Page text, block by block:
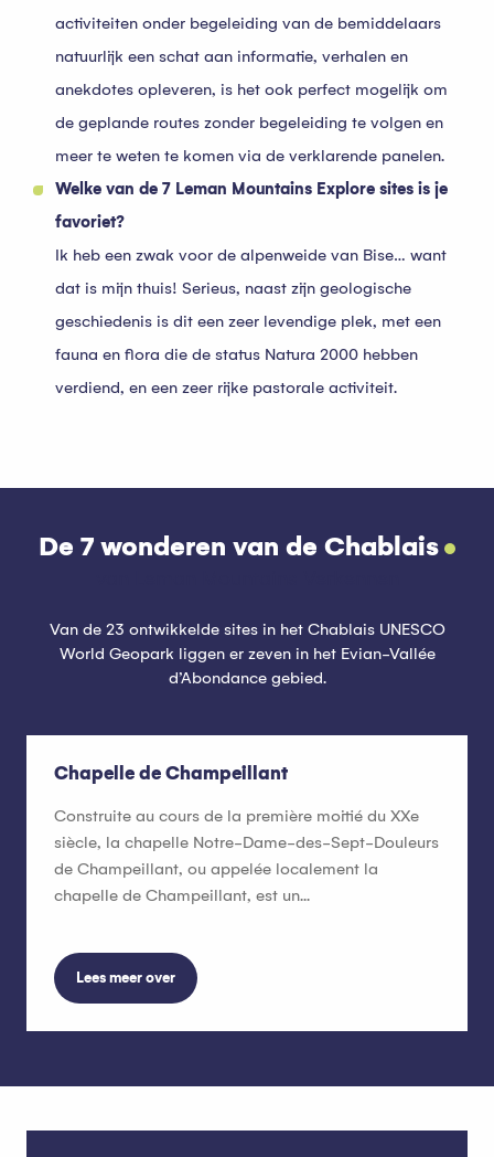
activiteiten onder begeleiding van de bemiddelaars
natuurlijk een schat aan informatie, verhalen en
anekdotes opleveren, is het ook perfect mogelijk om
de geplande routes zonder begeleiding te volgen en
meer te weten te komen via de verklarende panelen.
Welke van de 7 Leman Mountains Explore sites is je
favoriet?
Ik heb een zwak voor de alpenweide van Bise… want
dat is mijn thuis! Serieus, naast zijn geologische
geschiedenis is dit een zeer levendige plek, met een
fauna en flora die de status Natura 2000 hebben
verdiend, en een zeer rijke pastorale activiteit.
De 7 wonderen van de Chablais
Van de 23 ontwikkelde sites in het Chablais UNESCO
World Geopark liggen er zeven in het Evian-Vallée
d’Abondance gebied.
Chapelle de Champeillant
Construite au cours de la première moitié du XXe
siècle, la chapelle Notre-Dame-des-Sept-Douleurs
de Champeillant, ou appelée localement la
chapelle de Champeillant, est un...
Lees meer over